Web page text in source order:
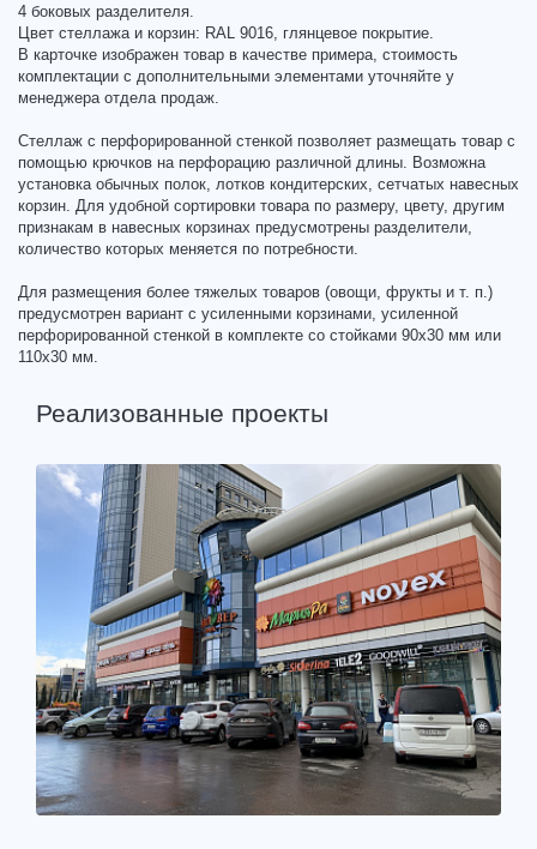
4 боковых разделителя.
Цвет стеллажа и корзин: RAL 9016, глянцевое покрытие.
В карточке изображен товар в качестве примера, стоимость
комплектации с дополнительными элементами уточняйте у
менеджера отдела продаж.
Стеллаж с перфорированной стенкой позволяет размещать товар с
помощью крючков на перфорацию различной длины. Возможна
установка обычных полок, лотков кондитерских, сетчатых навесных
корзин. Для удобной сортировки товара по размеру, цвету, другим
признакам в навесных корзинах предусмотрены разделители,
количество которых меняется по потребности.
Для размещения более тяжелых товаров (овощи, фрукты и т. п.)
предусмотрен вариант с усиленными корзинами, усиленной
перфорированной стенкой в комплекте со стойками 90х30 мм или
110х30 мм.
Реализованные проекты